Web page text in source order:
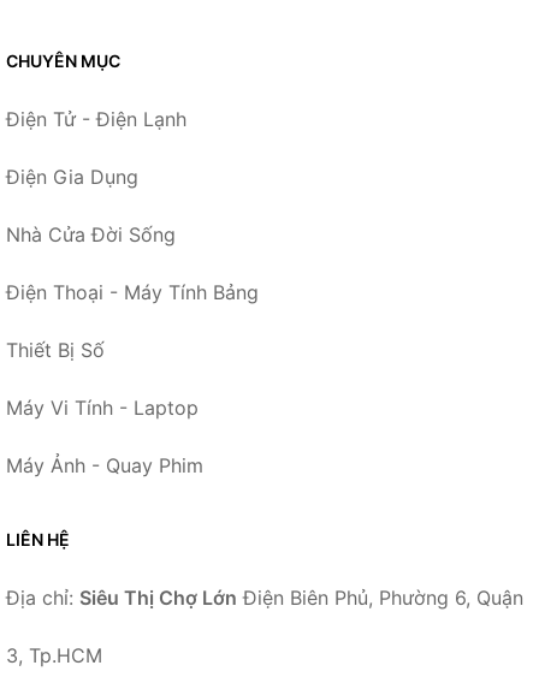
CHUYÊN MỤC
Điện Tử - Điện Lạnh
Điện Gia Dụng
Nhà Cửa Đời Sống
Điện Thoại - Máy Tính Bảng
Thiết Bị Số
Máy Vi Tính - Laptop
Máy Ảnh - Quay Phim
LIÊN HỆ
Địa chỉ: Siêu Thị Chợ Lớn Điện Biên Phủ, Phường 6, Quận
3, Tp.HCM